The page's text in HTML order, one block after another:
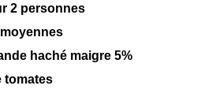
2 personnes
haché maigre 5%
tomates